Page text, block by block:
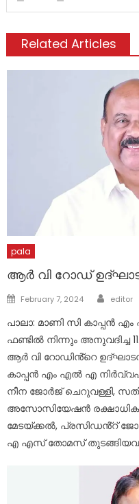
Related Articles
pala
ആർ വി റോഡ്
Posted
February 7, 2024 Author
editor
പാലാ: മാണി സി കാപ്പൻ
ഫണ്ടിൽ നിന്നും അനുവദിച്ച
ആർ വി റോഡിൻ്റെ
കാപ്പൻ എം എൽ എ
നീന ജോർജ് ചെറുവള്ളി,
അസോസിയേഷൻ
മേടയ്ക്കൽ, പ്രസിഡൻ്റ്
എ എസ് തോമസ്